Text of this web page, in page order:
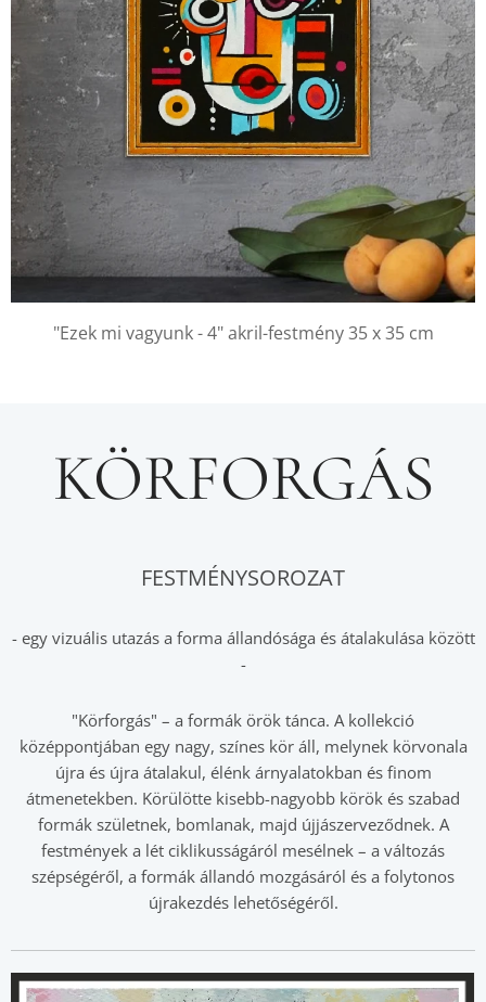
"Ezek mi vagyunk - 4" akril-festmény 35 x 35 cm
KÖRFORGÁS
FESTMÉNYSOROZAT
- egy vizuális utazás a forma állandósága és átalakulása között
-
"Körforgás" – a formák örök tánca. A kollekció
középpontjában egy nagy, színes kör áll, melynek körvonala
újra és újra átalakul, élénk árnyalatokban és finom
átmenetekben. Körülötte kisebb-nagyobb körök és szabad
formák születnek, bomlanak, majd újjászerveződnek. A
festmények a lét ciklikusságáról mesélnek – a változás
szépségéről, a formák állandó mozgásáról és a folytonos
újrakezdés lehetőségéről.